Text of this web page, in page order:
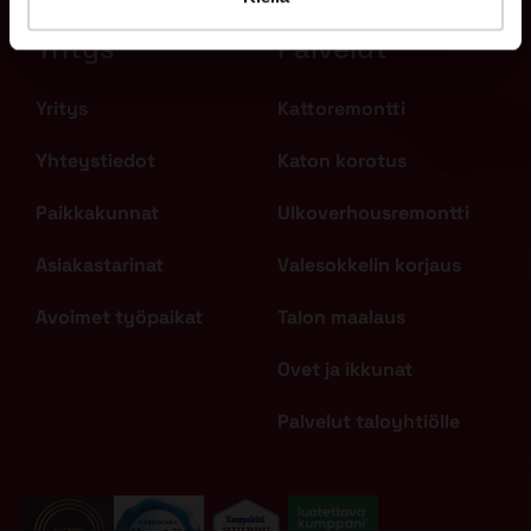
Yritys
Yritys
Yhteystiedot
Paikkakunnat
Asiakastarinat
Avoimet työpaikat
Palvelut
Kattoremontti
Katon korotus
Ulkoverhousremontti
Valesokkelin korjaus
Talon maalaus
Ovet ja ikkunat
Palvelut taloyhtiölle